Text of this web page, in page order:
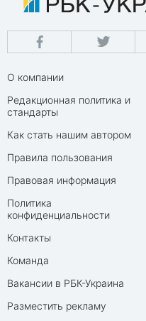
О компании
Редакционная политика и
стандарты
Как стать нашим автором
Правила пользования
Правовая информация
Политика
конфиденциальности
Контакты
Команда
Вакансии в РБК-Украина
Разместить рекламу